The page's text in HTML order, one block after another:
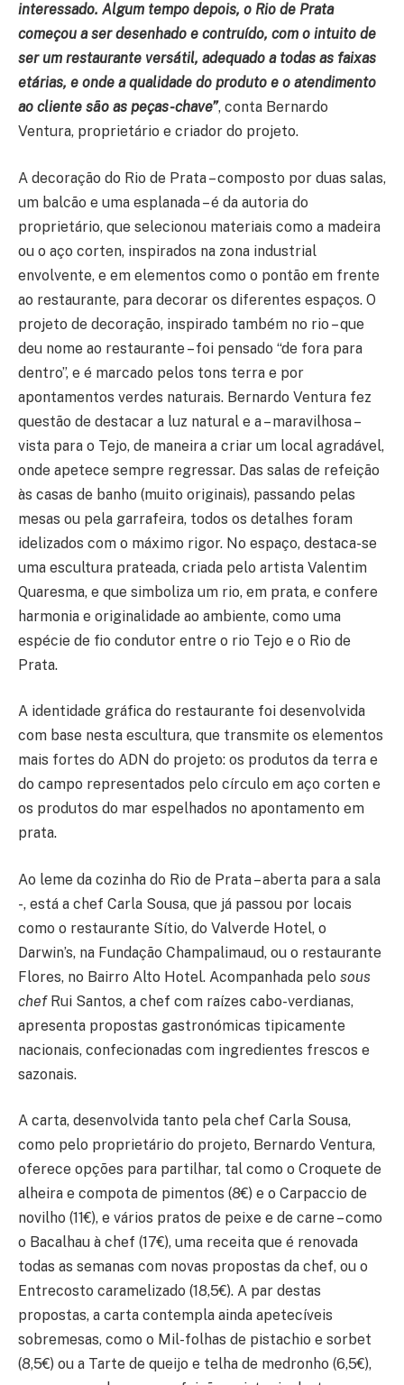
interessado. Algum tempo depois, o Rio de Prata
começou a ser desenhado e contruído, com o intuito de
ser um restaurante versátil, adequado a todas as faixas
etárias, e onde a qualidade do produto e o atendimento
ao cliente são as peças-chave”, conta Bernardo
Ventura, proprietário e criador do projeto.
A decoração do Rio de Prata – composto por duas salas,
um balcão e uma esplanada – é da autoria do
proprietário, que selecionou materiais como a madeira
ou o aço corten, inspirados na zona industrial
envolvente, e em elementos como o pontão em frente
ao restaurante, para decorar os diferentes espaços. O
projeto de decoração, inspirado também no rio – que
deu nome ao restaurante – foi pensado “de fora para
dentro”, e é marcado pelos tons terra e por
apontamentos verdes naturais. Bernardo Ventura fez
questão de destacar a luz natural e a – maravilhosa –
vista para o Tejo, de maneira a criar um local agradável,
onde apetece sempre regressar. Das salas de refeição
às casas de banho (muito originais), passando pelas
mesas ou pela garrafeira, todos os detalhes foram
idelizados com o máximo rigor. No espaço, destaca-se
uma escultura prateada, criada pelo artista Valentim
Quaresma, e que simboliza um rio, em prata, e confere
harmonia e originalidade ao ambiente, como uma
espécie de fio condutor entre o rio Tejo e o Rio de
Prata.
A identidade gráfica do restaurante foi desenvolvida
com base nesta escultura, que transmite os elementos
mais fortes do ADN do projeto: os produtos da terra e
do campo representados pelo círculo em aço corten e
os produtos do mar espelhados no apontamento em
prata.
Ao leme da cozinha do Rio de Prata – aberta para a sala
-, está a chef Carla Sousa, que já passou por locais
como o restaurante Sítio, do Valverde Hotel, o
Darwin’s, na Fundação Champalimaud, ou o restaurante
Flores, no Bairro Alto Hotel. Acompanhada pelo sous
chefRui Santos, a chef com raízes cabo-verdianas,
apresenta propostas gastronómicas tipicamente
nacionais, confecionadas com ingredientes frescos e
sazonais.
A carta, desenvolvida tanto pela chef Carla Sousa,
como pelo proprietário do projeto, Bernardo Ventura,
oferece opções para partilhar, tal como o Croquete de
alheira e compota de pimentos (8€) e o Carpaccio de
novilho (11€), e vários pratos de peixe e de carne – como
o Bacalhau à chef (17€), uma receita que é renovada
todas as semanas com novas propostas da chef, ou o
Entrecosto caramelizado (18,5€). A par destas
propostas, a carta contempla ainda apetecíveis
sobremesas, como o Mil-folhas de pistachio e sorbet
(8,5€) ou a Tarte de queijo e telha de medronho (6,5€),